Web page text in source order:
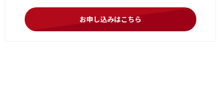
お申し込みはこちら